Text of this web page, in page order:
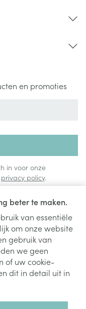
beter te maken.
van essentiële
om onze website
gebruik van
we geen
of uw cookie-
dit in detail uit in
en promoties
in voor onze
privacy policy.